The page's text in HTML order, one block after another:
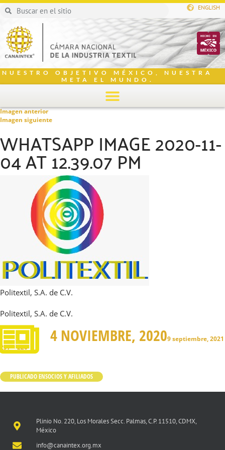
ENGLISH
NUESTRO OBJETIVO MÉXICO, NUESTRA
META EL MUNDO.
Imagen anterior
Imagen siguiente
WHATSAPP IMAGE 2020-11-
04 AT 12.39.07 PM
Politextil, S.A. de C.V.
Politextil, S.A. de C.V.
4 NOVIEMBRE, 20209 septiembre, 2021
297 × 220
PUBLICADO ENSOCIOS Y AFILIADOS
Plinio No. 220, Los Morales Secc. Palmas, C.P. 11510, CDMX,
México
info@canaintex.org.mx